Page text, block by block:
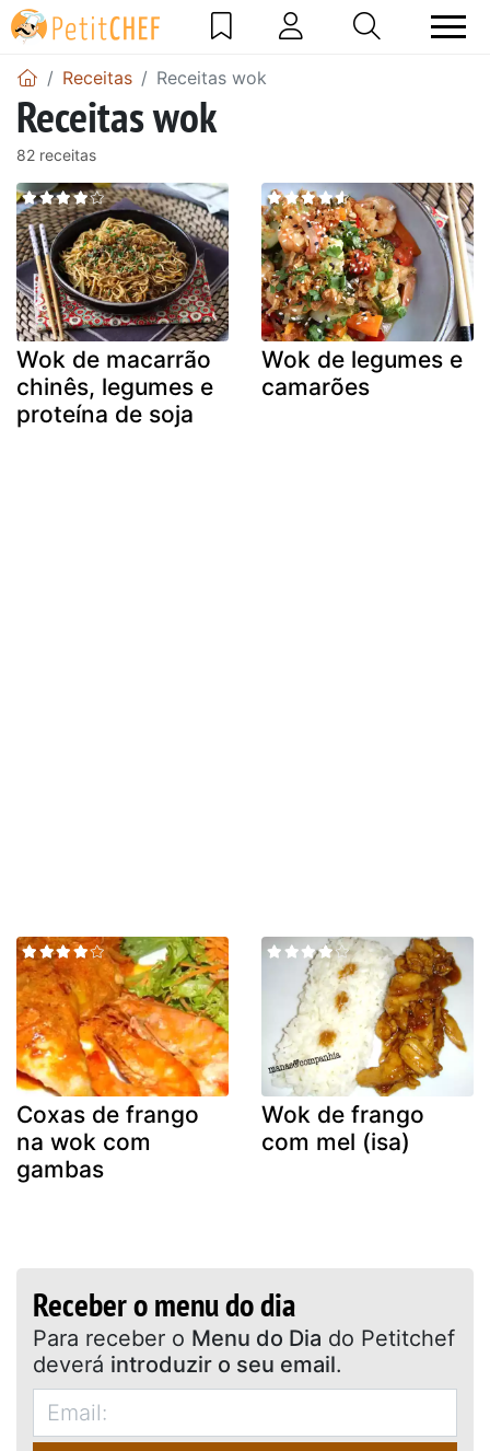
Receitas Receitas wok
Receitas wok
82 receitas
Wok de macarrão
chinês, legumes e
proteína de soja
Wok de legumes e
camarões
Coxas de frango
na wok com
gambas
Wok de frango
com mel (isa)
Receber o menu do dia
Para receber o Menu do Dia do Petitchef
deverá introduzir o seu email.